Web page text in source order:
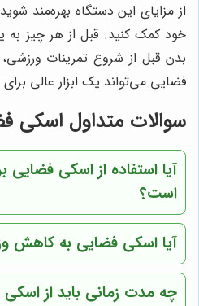
از مزایای این دستگاه بهره‌مند
خود کمک کنید. قبل از هر چیز به
بدن قبل از شروع تمرینات
فضایی می‌تواند یک ابزار عالی
سوالات متداول اسکی
آیا استفاده از اسکی فضایی
است؟
آیا اسکی فضایی به کاهش
چه مدت زمانی باید از